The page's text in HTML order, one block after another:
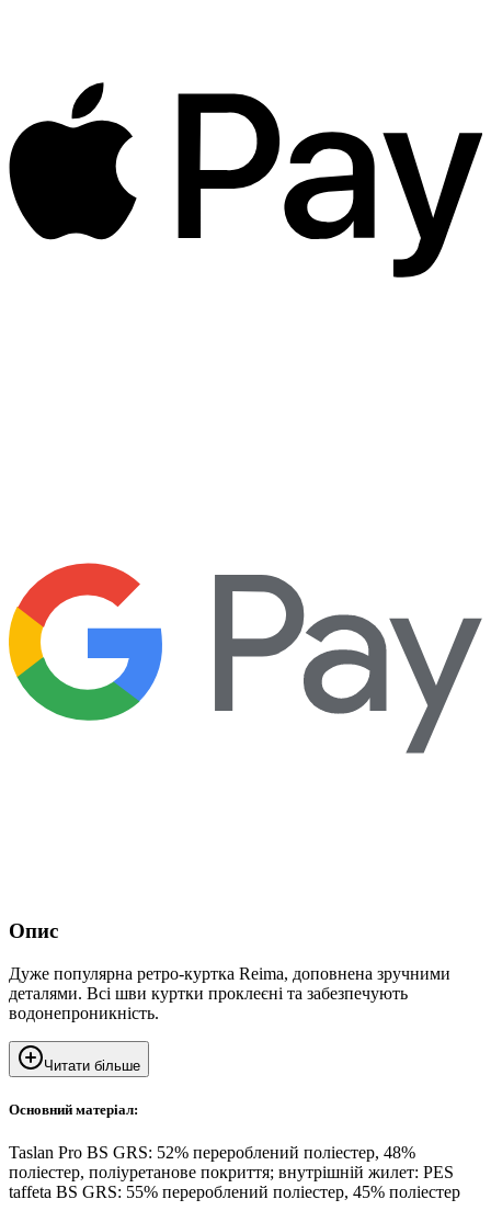
Опис
Дуже популярна ретро-куртка Reima, доповнена зручними
деталями. Всі шви куртки проклеєні та забезпечують
водонепроникність.
Читати більше
Основний матеріал:
Taslan Pro BS GRS: 52% перероблений поліестер, 48%
поліестер, поліуретанове покриття; внутрішній жилет: PES
taffeta BS GRS: 55% перероблений поліестер, 45% поліестер